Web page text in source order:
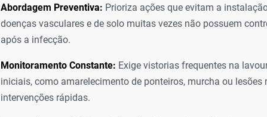
Abordagem Preventiva: Prioriza ações que evitam a
doenças vasculares e de solo muitas vezes não possuem
após a infecção.
Monitoramento Constante: Exige vistorias frequentes na
iniciais, como amarelecimento de ponteiros, murcha ou
intervenções rápidas.